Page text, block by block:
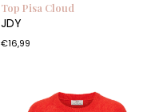
Top Pisa Cloud
JDY
€16,99